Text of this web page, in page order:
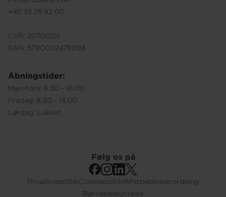
+45 35 25 92 00
CVR: 20700211
EAN: 5790002478093
Åbningstider:
Man-tors: 8.30 - 16.00
Fredag: 8.30 - 15.00
Lørdag: Lukket
PrivatlivspolitikCookiepolitikWhistleblowerordning
Børnebeskyttelse
Følg os på